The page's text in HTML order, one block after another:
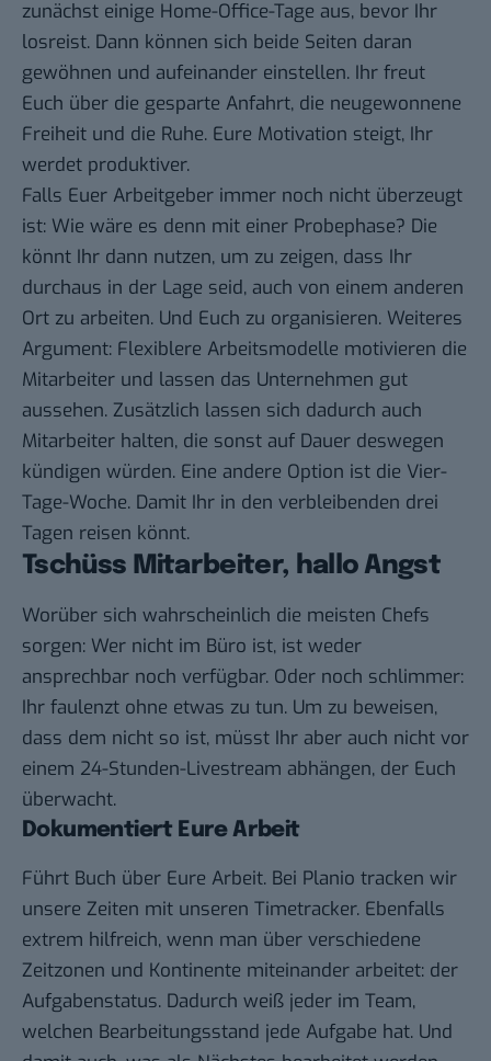
zunächst einige Home-Office-Tage aus, bevor Ihr
losreist. Dann können sich beide Seiten daran
gewöhnen und aufeinander einstellen. Ihr freut
Euch über die gesparte Anfahrt, die neugewonnene
Freiheit und die Ruhe. Eure Motivation steigt, Ihr
werdet produktiver.
Falls Euer Arbeitgeber immer noch nicht überzeugt
ist: Wie wäre es denn mit einer Probephase? Die
könnt Ihr dann nutzen, um zu zeigen, dass Ihr
durchaus in der Lage seid, auch von einem anderen
Ort zu arbeiten. Und Euch zu organisieren. Weiteres
Argument: Flexiblere Arbeitsmodelle motivieren die
Mitarbeiter und lassen das Unternehmen gut
aussehen. Zusätzlich lassen sich dadurch auch
Mitarbeiter halten, die sonst auf Dauer deswegen
kündigen würden. Eine andere Option ist die Vier-
Tage-Woche. Damit Ihr in den verbleibenden drei
Tagen reisen könnt.
Tschüss Mitarbeiter, hallo Angst
Worüber sich wahrscheinlich die meisten Chefs
sorgen: Wer nicht im Büro ist, ist weder
ansprechbar noch verfügbar. Oder noch schlimmer:
Ihr faulenzt ohne etwas zu tun. Um zu beweisen,
dass dem nicht so ist, müsst Ihr aber auch nicht vor
einem 24-Stunden-Livestream abhängen, der Euch
überwacht.
Dokumentiert Eure Arbeit
Führt Buch über Eure Arbeit. Bei Planio tracken wir
unsere Zeiten mit unseren Timetracker. Ebenfalls
extrem hilfreich, wenn man über verschiedene
Zeitzonen und Kontinente miteinander arbeitet: der
Aufgabenstatus. Dadurch weiß jeder im Team,
welchen Bearbeitungsstand jede Aufgabe hat. Und